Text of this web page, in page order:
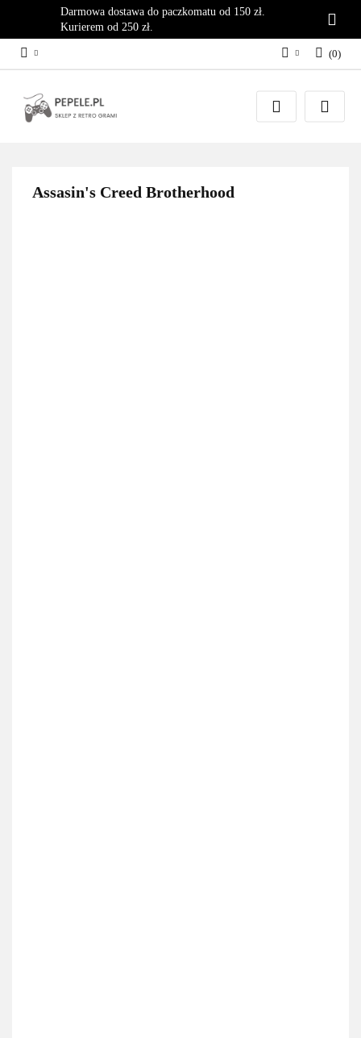
Darmowa dostawa do paczkomatu od 150 zł.
Kurierem od 250 zł.
Zaloguj się
Załóż konto
(0)
Assasin's Creed Brotherhood